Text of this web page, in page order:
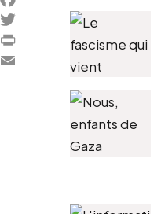
Facebook
Twitter
PrintFriendly
Email